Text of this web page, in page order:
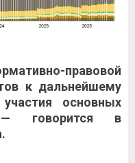
правовой
к дальнейшему
основных
— говорится в